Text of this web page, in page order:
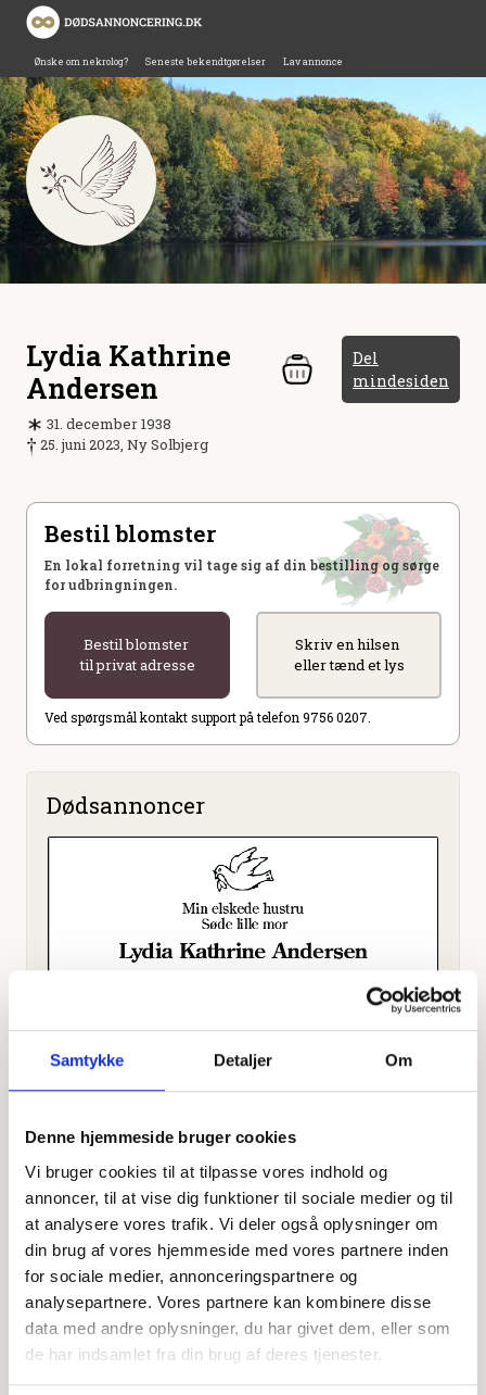
Samtykke Detaljer Om
Denne hjemmeside bruger cookies
Vi bruger cookies til at tilpasse vores indhold og
annoncer, til at vise dig funktioner til sociale medier og til
at analysere vores trafik. Vi deler også oplysninger om
din brug af vores hjemmeside med vores partnere inden
for sociale medier, annonceringspartnere og
analysepartnere. Vores partnere kan kombinere disse
data med andre oplysninger, du har givet dem, eller som
de har indsamlet fra din brug af deres tjenester.
Ønske om nekrolog? Seneste bekendtgørelser Lav annonce
Lydia Kathrine
Andersen
Del
mindesiden
31. december 1938
25. juni 2023, Ny Solbjerg
Bestil blomster
En lokal forretning vil tage sig af din bestilling og sørge
for udbringningen.
Bestil blomster
til privat adresse
Skriv en hilsen
eller tænd et lys
Ved spørgsmål kontakt support på telefon 9756 0207.
Dødsannoncer
Offentligtgjort i Dødsannonce til mindeside
d. 28. juni 2023
Se flere
Højtideligheden
Onsdagd. 5. juli 2023 kl. 11.00
Astrup Kirke
Østergårdsvej 225, 8355 Solbjerg